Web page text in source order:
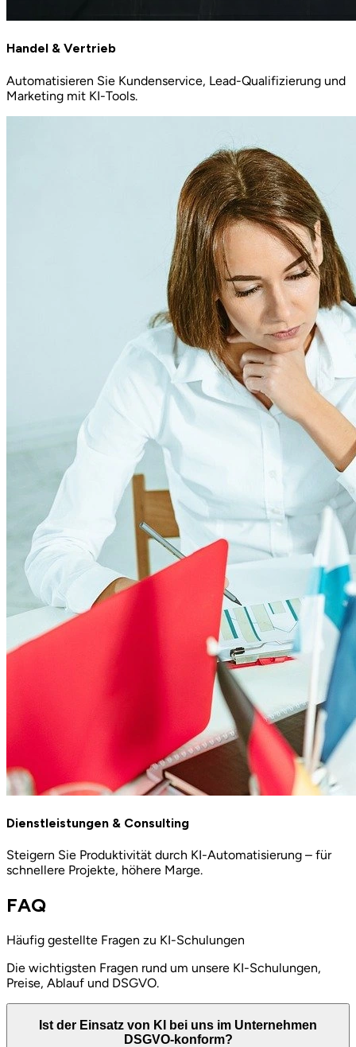
Handel & Vertrieb
Automatisieren Sie Kundenservice, Lead-Qualifizierung und
Marketing mit KI-Tools.
Dienstleistungen & Consulting
Steigern Sie Produktivität durch KI-Automatisierung – für
schnellere Projekte, höhere Marge.
FAQ
Häufig gestellte Fragen zu KI-Schulungen
Die wichtigsten Fragen rund um unsere KI-Schulungen,
Preise, Ablauf und DSGVO.
Ist der Einsatz von KI bei uns im Unternehmen
DSGVO-konform?